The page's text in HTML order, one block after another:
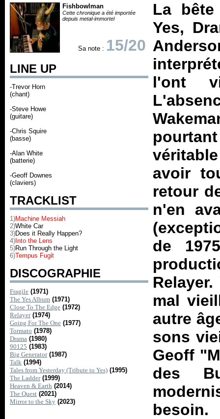
Fishbowlman
Cette chronique a été importée
depuis metal-immortel
Sa note : 15/20
LINE UP
-Trevor Horn
(chant)
-Steve Howe
(guitare)
-Chris Squire
(basse)
-Alan White
(batterie)
-Geoff Downes
(claviers)
TRACKLIST
1)Machine Messiah
2)White Car
3)Does it Really Happen?
4) Into the Lens
5)Run Through the Light
6)Tempus Fugit
DISCOGRAPHIE
Fragile (1971)
The Yes Album (1971)
Close To The Edge (1972)
Relayer (1974)
Going For The One (1977)
Tormato (1978)
Drama (1980)
90125 (1983)
Big Generator (1987)
Talk (1994)
Tales from Yesterday (Tribute to Yes) (1995)
The Ladder (1999)
Heaven & Earth (2014)
The Quest (2021)
Mirror to the Sky (2023)
La
Yes,
l'ont
avoir
retour
n'en
de
Relayer.
mal
autre
sons
Geoff
des
besoin.